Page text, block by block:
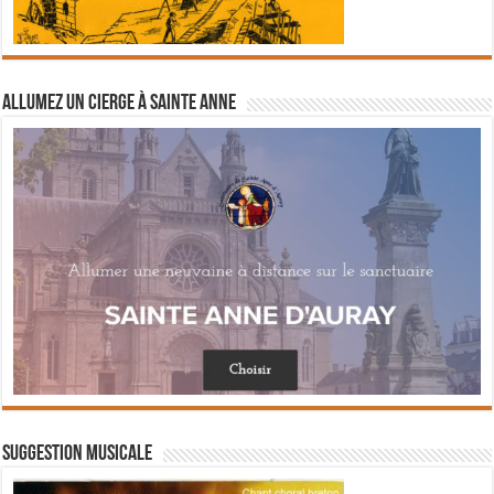
Allumez un cierge à Sainte Anne
Suggestion musicale